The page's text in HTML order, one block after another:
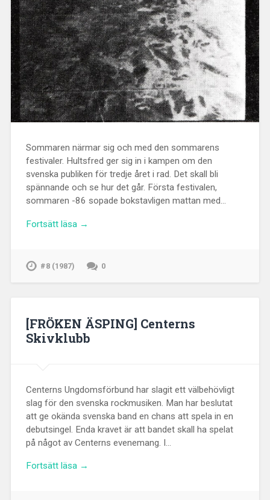
Sommaren närmar sig och med den sommarens
festivaler. Hultsfred ger sig in i kampen om den
svenska publiken för tredje året i rad. Det skall bli
spännande och se hur det går. Första festivalen,
sommaren -86 sopade bokstavligen mattan med…
Fortsätt läsa →
#8 (1987) 0
[FRÖKEN ÄSPING] Centerns
Skivklubb
Centerns Ungdomsförbund har slagit ett välbehövligt
slag för den svenska rockmusiken. Man har beslutat
att ge okända svenska band en chans att spela in en
debutsingel. Enda kravet är att bandet skall ha spelat
på något av Centerns evenemang. I…
Fortsätt läsa →